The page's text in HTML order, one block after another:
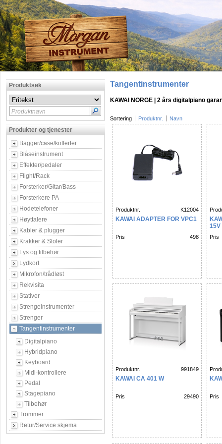
Produktsøk
Produktnavn
Produkter og tjenester
Bagger/case/kofferter
Blåseinstrument
Effekter/pedaler
Flight/Rack
Forsterker/Gitar/Bass
Forsterkere PA
Hodetelefoner
Høyttalere
Kabler & plugger
Krakker & Stoler
Lys og tilbehør
Lydkort
Mikrofon/trådløst
Rekvisita
Stativer
Strengeinstrumenter
Strenger
Tangentinstrumenter
Digitalpiano
Hybridpiano
Keyboard
Midi-kontrollere
Pedal
Stagepiano
Tilbehør
Trommer
Retur/Service skjema
Tangentinstrumenter
KAWAI NORGE | 2 års digitalpiano
Sortering Produktnr. Navn
Produktnr. K12004
KAWAI ADAPTER FOR VPC1
Pris 498
15V
Pris
Produktnr. 991849
KAWAI CA 401 W
Pris 29490 Pris